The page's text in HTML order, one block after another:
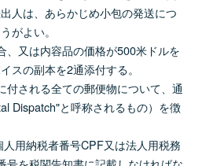
人は、あらかじめ小包の発送につ
がよい。
、又は内容品の価格が500米ドルを
スの副本を2通添付する。
付される全ての郵便物について、通
Dispatch"と呼称されるもの）を徴
用納税者番号CPF又は法人用税務